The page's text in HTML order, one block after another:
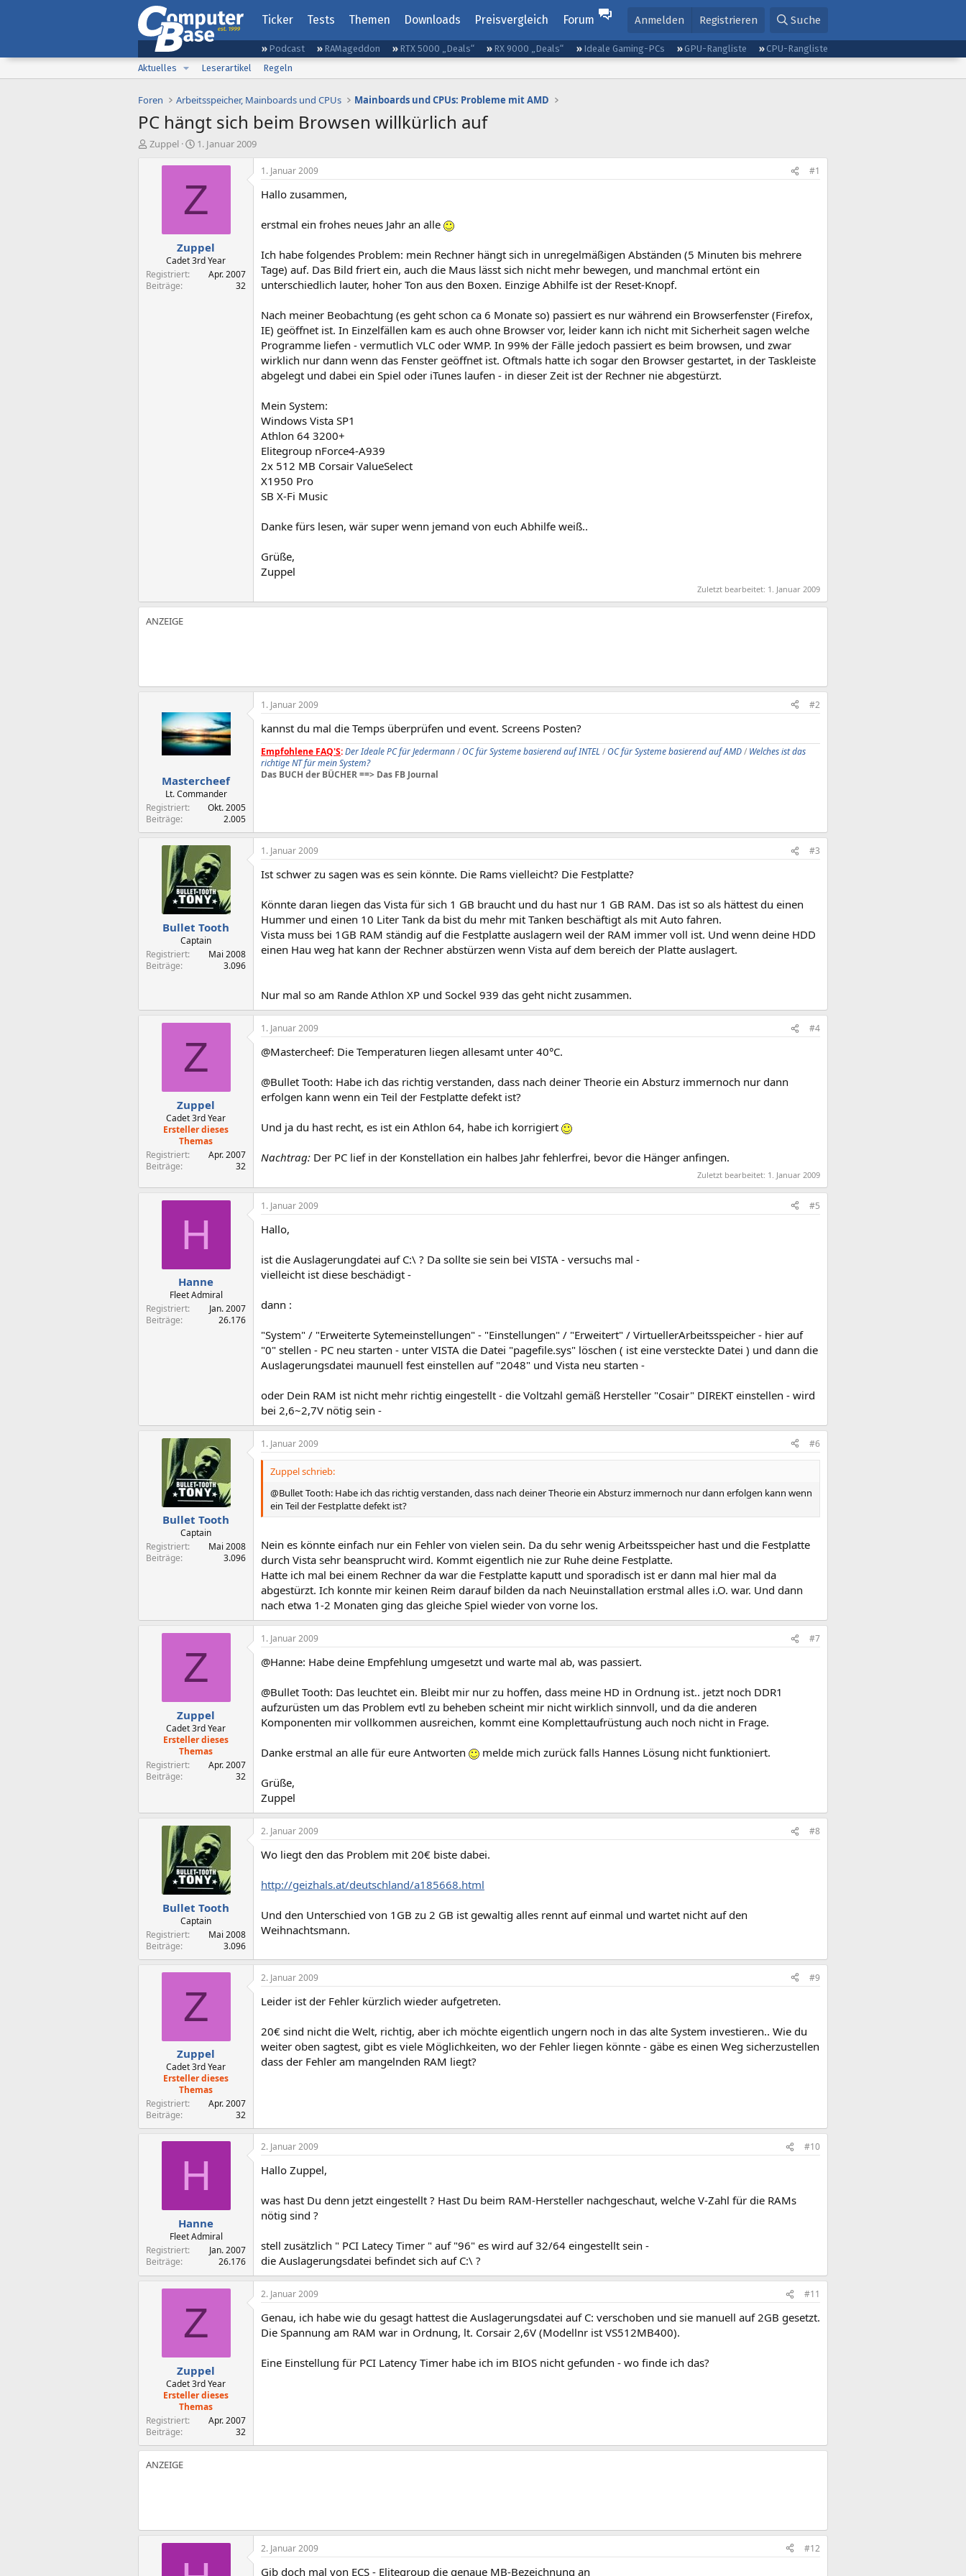
Ticker Tests Themen Downloads Preisvergleich Forum Anmelden Registrieren Suche
Podcast RAMageddon RTX 5000 „Deals“ RX 9000 „Deals“ Ideale Gaming-PCs GPU-Rangliste
CPU-Rangliste
Aktuelles
Leserartikel Regeln
Foren Arbeitsspeicher, Mainboards und CPUs Mainboards und CPUs: Probleme mit AMD
PC hängt sich beim Browsen willkürlich auf
E
Zuppel
E
s
e
l
t
a
m
1. Januar 2009
Z
Zuppel
Cadet 3rd Year
Registriert
Apr. 2007
Beiträge
32
1. Januar 2009 #1
Hallo zusammen,
erstmal ein frohes neues Jahr an alle
Ich habe folgendes Problem: mein Rechner hängt sich in unregelmäßigen Abständen (5 Minuten bis mehrere
Tage) auf. Das Bild friert ein, auch die Maus lässt sich nicht mehr bewegen, und manchmal ertönt ein
unterschiedlich lauter, hoher Ton aus den Boxen. Einzige Abhilfe ist der Reset-Knopf.
Nach meiner Beobachtung (es geht schon ca 6 Monate so) passiert es nur während ein Browserfenster (Firefox,
IE) geöffnet ist. In Einzelfällen kam es auch ohne Browser vor, leider kann ich nicht mit Sicherheit sagen welche
Programme liefen - vermutlich VLC oder WMP. In 99% der Fälle jedoch passiert es beim browsen, und zwar
wirklich nur dann wenn das Fenster geöffnet ist. Oftmals hatte ich sogar den Browser gestartet, in der Taskleiste
abgelegt und dabei ein Spiel oder iTunes laufen - in dieser Zeit ist der Rechner nie abgestürzt.
Mein System:
Windows Vista SP1
Athlon 64 3200+
Elitegroup nForce4-A939
2x 512 MB Corsair ValueSelect
X1950 Pro
SB X-Fi Music
Danke fürs lesen, wär super wenn jemand von euch Abhilfe weiß..
Grüße,
Zuppel
Zuletzt bearbeitet: 1. Januar 2009
Mastercheef
Lt. Commander
Registriert
Okt. 2005
Beiträge
2.005
1. Januar 2009 #2
kannst du mal die Temps überprüfen und event. Screens Posten?
Empfohlene FAQ'S:Der Ideale PC für Jedermann/OC für Systeme basierend auf INTEL /OC für Systeme basierend auf AMD/ Welches ist das
richtige NT für mein System?
Das BUCH der BÜCHER ==> Das FB Journal
Bullet Tooth
Captain
Registriert
Mai 2008
Beiträge
3.096
1. Januar 2009 #3
Ist schwer zu sagen was es sein könnte. Die Rams vielleicht? Die Festplatte?
Könnte daran liegen das Vista für sich 1 GB braucht und du hast nur 1 GB RAM. Das ist so als hättest du einen
Hummer und einen 10 Liter Tank da bist du mehr mit Tanken beschäftigt als mit Auto fahren.
Vista muss bei 1GB RAM ständig auf die Festplatte auslagern weil der RAM immer voll ist. Und wenn deine HDD
einen Hau weg hat kann der Rechner abstürzen wenn Vista auf dem bereich der Platte auslagert.
Nur mal so am Rande Athlon XP und Sockel 939 das geht nicht zusammen.
Z
Zuppel
Cadet 3rd Year
Ersteller dieses
Themas
Registriert
Apr. 2007
Beiträge
32
1. Januar 2009 #4
@Mastercheef: Die Temperaturen liegen allesamt unter 40°C.
@Bullet Tooth: Habe ich das richtig verstanden, dass nach deiner Theorie ein Absturz immernoch nur dann
erfolgen kann wenn ein Teil der Festplatte defekt ist?
Und ja du hast recht, es ist ein Athlon 64, habe ich korrigiert
Nachtrag: Der PC lief in der Konstellation ein halbes Jahr fehlerfrei, bevor die Hänger anfingen.
Zuletzt bearbeitet: 1. Januar 2009
H
Hanne
Fleet Admiral
Registriert
Jan. 2007
Beiträge
26.176
1. Januar 2009 #5
Hallo,
ist die Auslagerungdatei auf C:\ ? Da sollte sie sein bei VISTA - versuchs mal -
vielleicht ist diese beschädigt -
dann :
"System" / "Erweiterte Sytemeinstellungen" - "Einstellungen" / "Erweitert" / VirtuellerArbeitsspeicher - hier auf
"0" stellen - PC neu starten - unter VISTA die Datei "pagefile.sys" löschen ( ist eine versteckte Datei ) und dann die
Auslagerungsdatei maunuell fest einstellen auf "2048" und Vista neu starten -
oder Dein RAM ist nicht mehr richtig eingestellt - die Voltzahl gemäß Hersteller "Cosair" DIREKT einstellen - wird
bei 2,6~2,7V nötig sein -
Bullet Tooth
Captain
Registriert
Mai 2008
Beiträge
3.096
1. Januar 2009 #6
Zuppel schrieb:
@Bullet Tooth: Habe ich das richtig verstanden, dass nach deiner Theorie ein Absturz immernoch nur dann erfolgen kann wenn
ein Teil der Festplatte defekt ist?
Nein es könnte einfach nur ein Fehler von vielen sein. Da du sehr wenig Arbeitsspeicher hast und die Festplatte
durch Vista sehr beansprucht wird. Kommt eigentlich nie zur Ruhe deine Festplatte.
Hatte ich mal bei einem Rechner da war die Festplatte kaputt und sporadisch ist er dann mal hier mal da
abgestürzt. Ich konnte mir keinen Reim darauf bilden da nach Neuinstallation erstmal alles i.O. war. Und dann
nach etwa 1-2 Monaten ging das gleiche Spiel wieder von vorne los.
Z
Zuppel
Cadet 3rd Year
Ersteller dieses
Themas
Registriert
Apr. 2007
Beiträge
32
1. Januar 2009 #7
@Hanne: Habe deine Empfehlung umgesetzt und warte mal ab, was passiert.
@Bullet Tooth: Das leuchtet ein. Bleibt mir nur zu hoffen, dass meine HD in Ordnung ist.. jetzt noch DDR1
aufzurüsten um das Problem evtl zu beheben scheint mir nicht wirklich sinnvoll, und da die anderen
Komponenten mir vollkommen ausreichen, kommt eine Komplettaufrüstung auch noch nicht in Frage.
Danke erstmal an alle für eure Antworten melde mich zurück falls Hannes Lösung nicht funktioniert.
Grüße,
Zuppel
Bullet Tooth
Captain
Registriert
Mai 2008
Beiträge
3.096
2. Januar 2009 #8
Wo liegt den das Problem mit 20€ biste dabei.
http://geizhals.at/deutschland/a185668.html
Und den Unterschied von 1GB zu 2 GB ist gewaltig alles rennt auf einmal und wartet nicht auf den
Weihnachtsmann.
Z
Zuppel
Cadet 3rd Year
Ersteller dieses
Themas
Registriert
Apr. 2007
Beiträge
32
2. Januar 2009 #9
Leider ist der Fehler kürzlich wieder aufgetreten.
20€ sind nicht die Welt, richtig, aber ich möchte eigentlich ungern noch in das alte System investieren.. Wie du
weiter oben sagtest, gibt es viele Möglichkeiten, wo der Fehler liegen könnte - gäbe es einen Weg sicherzustellen
dass der Fehler am mangelnden RAM liegt?
H
Hanne
Fleet Admiral
Registriert
Jan. 2007
Beiträge
26.176
2. Januar 2009 #10
Hallo Zuppel,
was hast Du denn jetzt eingestellt ? Hast Du beim RAM-Hersteller nachgeschaut, welche V-Zahl für die RAMs
nötig sind ?
stell zusätzlich " PCI Latecy Timer " auf "96" es wird auf 32/64 eingestellt sein -
die Auslagerungsdatei befindet sich auf C:\ ?
Z
Zuppel
Cadet 3rd Year
Ersteller dieses
Themas
Registriert
Apr. 2007
Beiträge
32
2. Januar 2009 #11
Genau, ich habe wie du gesagt hattest die Auslagerungsdatei auf C: verschoben und sie manuell auf 2GB gesetzt.
Die Spannung am RAM war in Ordnung, lt. Corsair 2,6V (Modellnr ist VS512MB400).
Eine Einstellung für PCI Latency Timer habe ich im BIOS nicht gefunden - wo finde ich das?
2. Januar 2009 #12
Gib doch mal von ECS - Elitegroup die genaue MB-Bezeichnung an